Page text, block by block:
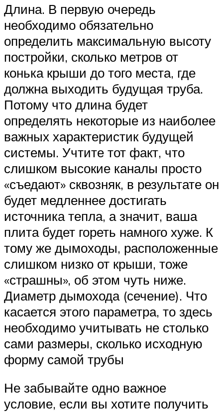
Длина. В первую очередь
необходимо обязательно
определить максимальную высоту
постройки, сколько метров от
конька крыши до того места, где
должна выходить будущая труба.
Потому что длина будет
определять некоторые из наиболее
важных характеристик будущей
системы. Учтите тот факт, что
слишком высокие каналы просто
«съедают» сквозняк, в результате он
будет медленнее достигать
источника тепла, а значит, ваша
плита будет гореть намного хуже. К
тому же дымоходы, расположенные
слишком низко от крыши, тоже
«страшны», об этом чуть ниже.
Диаметр дымохода (сечение). Что
касается этого параметра, то здесь
необходимо учитывать не столько
сами размеры, сколько исходную
форму самой трубы
Не забывайте одно важное
условие, если вы хотите получить